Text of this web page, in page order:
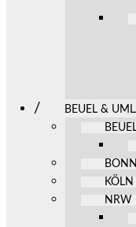
BEUEL &
BONN
KÖLN
NRW